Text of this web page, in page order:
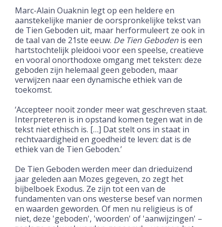
Marc-Alain Ouaknin legt op een heldere en
aanstekelijke manier de oorspronkelijke tekst van
de Tien Geboden uit, maar herformuleert ze ook in
de taal van de 21ste eeuw. De Tien Geboden is een
hartstochtelijk pleidooi voor een speelse, creatieve
en vooral onorthodoxe omgang met teksten: deze
geboden zijn helemaal geen geboden, maar
verwijzen naar een dynamische ethiek van de
toekomst.
‘Accepteer nooit zonder meer wat geschreven staat.
Interpreteren is in opstand komen tegen wat in de
tekst niet ethisch is. […] Dat stelt ons in staat in
rechtvaardigheid en goedheid te leven: dat is de
ethiek van de Tien Geboden.’
De Tien Geboden werden meer dan drieduizend
jaar geleden aan Mozes gegeven, zo zegt het
bijbelboek Exodus. Ze zijn tot een van de
fundamenten van ons westerse besef van normen
en waarden geworden. Of men nu religieus is of
niet, deze 'geboden', 'woorden' of 'aanwijzingen' –